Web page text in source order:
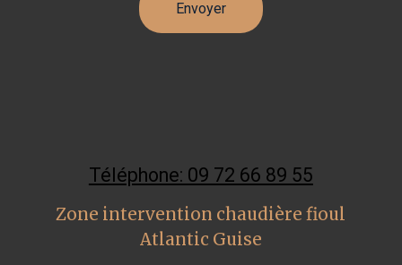
Téléphone: 09 72 66 89 55
Zone intervention chaudière fioul
Atlantic Guise